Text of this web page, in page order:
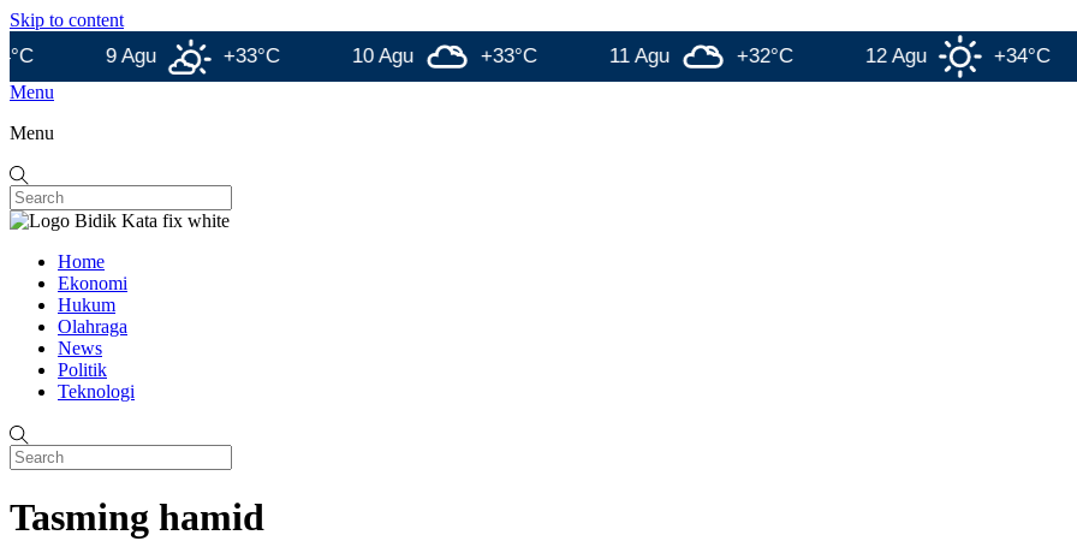
Skip to content
+33°C 10 Agu +33°C 11 Agu +32°C 12 Agu +34°C
Menu
Menu
Home
Ekonomi
Hukum
Olahraga
News
Politik
Teknologi
Tasming hamid